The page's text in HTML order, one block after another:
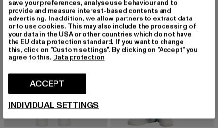
save your preferences, analyse use behaviour and to
provide and measure interest-based contents and
advertising. In addition, we allow partners to extract data
or to use cookies. This may also include the processing of
your data in the USA or other countries which do not have
the EU data protection standard. If you want to change
this, click on "Custom settings". By clicking on "Accept" you
agree to this. Data protection
ACCEPT
INDIVIDUAL SETTINGS